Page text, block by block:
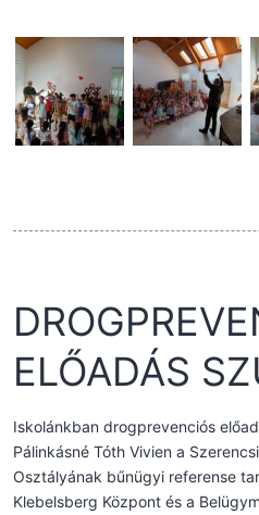
ELŐADÁS
Iskolánkban drogprevenciós
Pálinkásné Tóth Vivien a
Osztályának bűnügyi referense
Klebelsberg Központ és a